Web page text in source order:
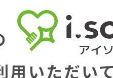
用いただい